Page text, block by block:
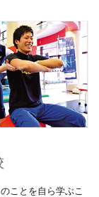
ことを自ら学ぶこ